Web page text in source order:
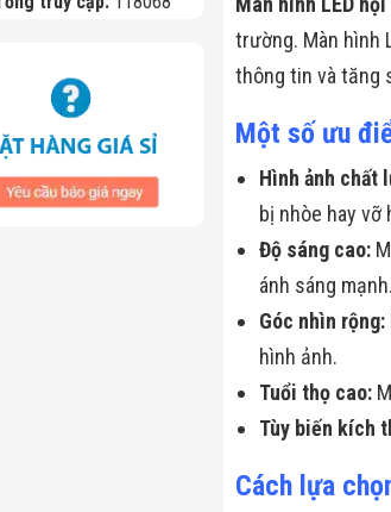
trường. Màn hình
thông tin và tăng
Một số ưu
Hình ảnh chất
bị nhòe hay vỡ
Độ sáng cao:
ánh sáng mạnh.
Góc nhìn rộng:
hình ảnh.
Tuổi thọ cao:
Tùy biến kích
Cách lựa